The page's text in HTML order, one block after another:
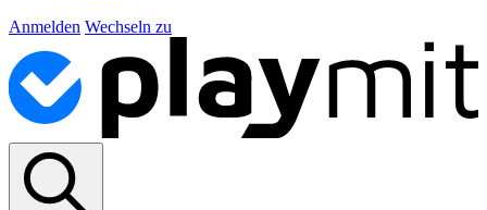
Anmelden Wechseln zu